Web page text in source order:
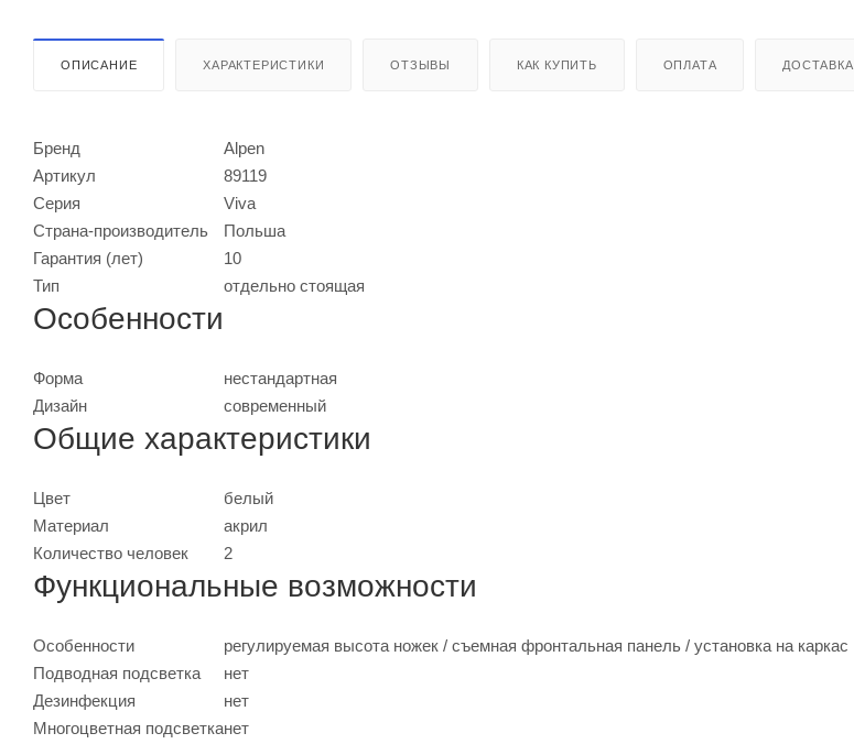
ОПИСАНИЕ ХАРАКТЕРИСТИКИ ОТЗЫВЫ КАК КУПИТЬ ОПЛАТА ДОСТАВКА
Бренд
Alpen
Артикул
89119
Серия
Viva
Страна-производитель
Польша
Гарантия (лет)
10
Тип
отдельно стоящая
Особенности
Форма
нестандартная
Дизайн
современный
Общие характеристики
Цвет
белый
Материал
акрил
Количество человек
2
Функциональные возможности
Особенности
регулируемая высота ножек / съемная фронтальная панель / установка на каркас
Подводная подсветка
нет
Дезинфекция
нет
Многоцветная подсветканет